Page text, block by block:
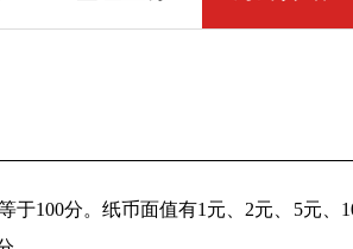
于100分。纸币面值有1元、2元、5元、